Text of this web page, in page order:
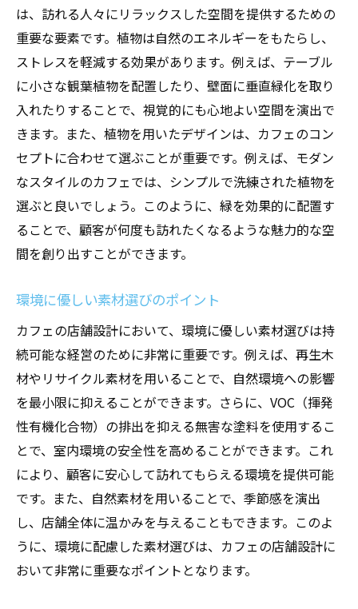
は、訪れる人々にリラックスした空間を提供するための
重要な要素です。植物は自然のエネルギーをもたらし、
ストレスを軽減する効果があります。例えば、テーブル
に小さな観葉植物を配置したり、壁面に垂直緑化を取り
入れたりすることで、視覚的にも心地よい空間を演出で
きます。また、植物を用いたデザインは、カフェのコン
セプトに合わせて選ぶことが重要です。例えば、モダン
なスタイルのカフェでは、シンプルで洗練された植物を
選ぶと良いでしょう。このように、緑を効果的に配置す
ることで、顧客が何度も訪れたくなるような魅力的な空
間を創り出すことができます。
環境に優しい素材選びのポイント
カフェの店舗設計において、環境に優しい素材選びは持
続可能な経営のために非常に重要です。例えば、再生木
材やリサイクル素材を用いることで、自然環境への影響
を最小限に抑えることができます。さらに、VOC（揮発
性有機化合物）の排出を抑える無害な塗料を使用するこ
とで、室内環境の安全性を高めることができます。これ
により、顧客に安心して訪れてもらえる環境を提供可能
です。また、自然素材を用いることで、季節感を演出
し、店舗全体に温かみを与えることもできます。このよ
うに、環境に配慮した素材選びは、カフェの店舗設計に
おいて非常に重要なポイントとなります。